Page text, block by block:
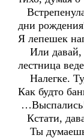
дни
Я лепешек
Или давай,
лестница
Налегке.
Как будто
Кстати,
Ты